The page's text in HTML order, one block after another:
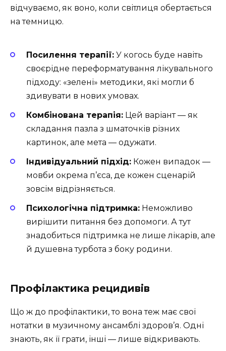
відчуваємо, як воно, коли світлиця обертається
на темницю.
Посилення терапії: У когось буде навіть
своєрідне переформатування лікувального
підходу: «зелені» методики, які могли б
здивувати в нових умовах.
Комбінована терапія: Цей варіант — як
складання пазла з шматочків різних
картинок, але мета — одужати.
Індивідуальний підхід: Кожен випадок —
мовби окрема п’єса, де кожен сценарій
зовсім відрізняється.
Психологічна підтримка: Неможливо
вирішити питання без допомоги. А тут
знадобиться підтримка не лише лікарів, але
й душевна турбота з боку родини.
Профілактика рецидивів
Що ж до профілактики, то вона теж має свої
нотатки в музичному ансамблі здоров’я. Одні
знають, як її грати, інші — лише відкривають.